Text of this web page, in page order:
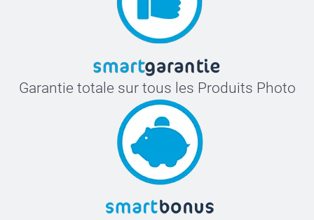
Garantie totale sur tous les Produits Photo